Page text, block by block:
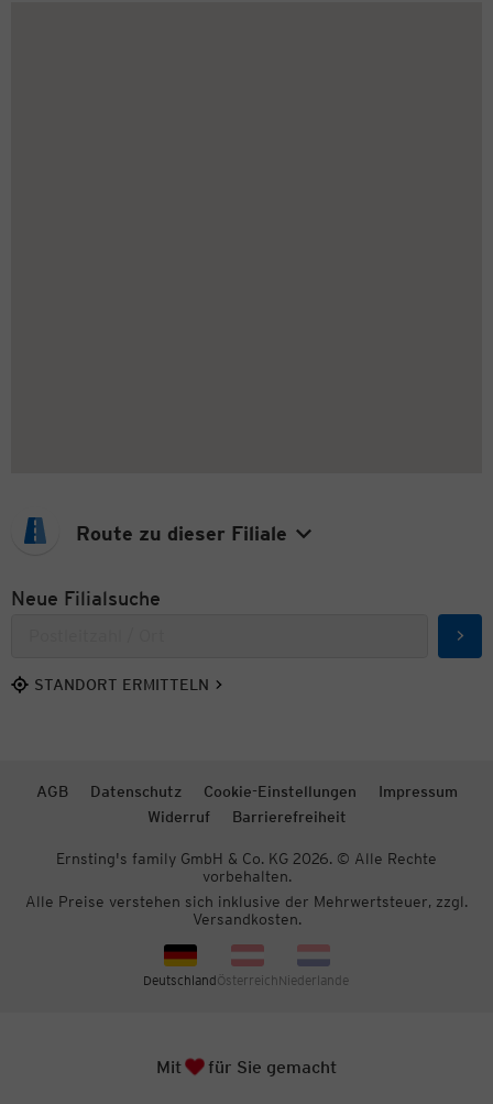
Route zu dieser Filiale
Neue Filialsuche
STANDORT ERMITTELN
AGB Datenschutz Cookie-Einstellungen
Impressum
Widerruf
Barrierefreiheit
Ernsting's family GmbH & Co. KG 2026. © Alle Rechte
vorbehalten.
Alle Preise verstehen sich inklusive der Mehrwertsteuer, zzgl.
Versandkosten.
DeutschlandÖsterreichNiederlande
MitHerz
für Sie gemacht